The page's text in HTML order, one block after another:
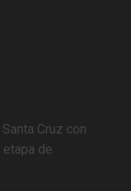
Cruz con
de